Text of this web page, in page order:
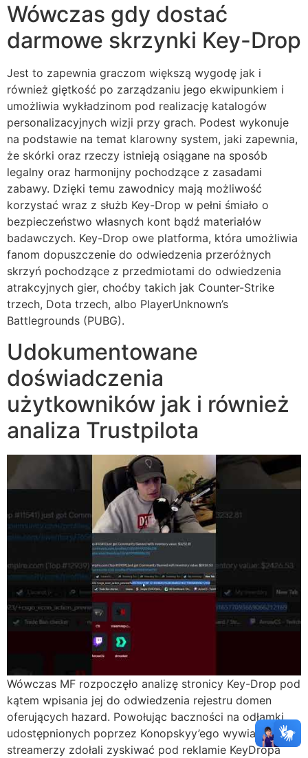
Wówczas gdy dostać
darmowe skrzynki Key-Drop
Jest to zapewnia graczom większą wygodę jak i
również giętkość po zarządzaniu jego ekwipunkiem i
umożliwia wykładzinom pod realizację katalogów
personalizacyjnych wizji przy grach. Podest wykonuje
na podstawie na temat klarowny system, jaki zapewnia,
że skórki oraz rzeczy istnieją osiągane na sposób
legalny oraz harmonijny pochodzące z zasadami
zabawy. Dzięki temu zawodnicy mają możliwość
korzystać wraz z służb Key-Drop w pełni śmiało o
bezpieczeństwo własnych kont bądź materiałów
badawczych. Key-Drop owe platforma, która umożliwia
fanom dopuszczenie do odwiedzenia przeróżnych
skrzyń pochodzące z przedmiotami do odwiedzenia
atrakcyjnych gier, choćby takich jak Counter-Strike
trzech, Dota trzech, albo PlayerUnknown’s
Battlegrounds (PUBG).
Udokumentowane
doświadczenia
użytkowników jak i również
analiza Trustpilota
Wówczas MF rozpoczęło analizę stronicy Key-Drop pod
kątem wpisania jej do odwiedzenia rejestru domen
oferujących hazard. Powołując baczności na odłamki
udostępnionych poprzez Konopskyy’ego wywiadów,
streamerzy zdołali zyskiwać pod reklamie KeyDropa